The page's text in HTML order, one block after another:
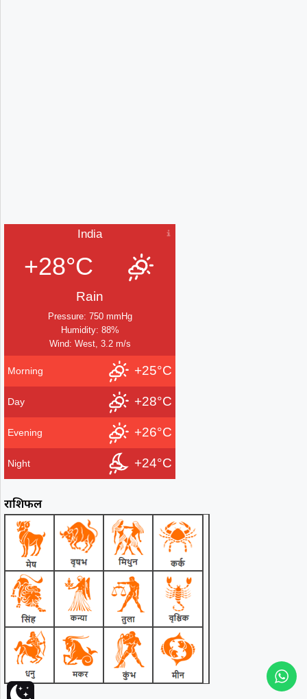
India
+28°C
Rain
Pressure: 750 mmHg
Humidity: 88%
Wind: West, 3.2 m/s
Morning +25°C
Day +28°C
Evening +26°C
Night +24°C
राशिफल